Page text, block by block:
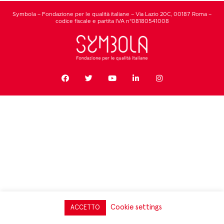
Symbola – Fondazione per le qualità italiane – Via Lazio 20C, 00187 Roma –
codice fiscale e partita IVA n°08180541008
ACCETTO Cookie settings